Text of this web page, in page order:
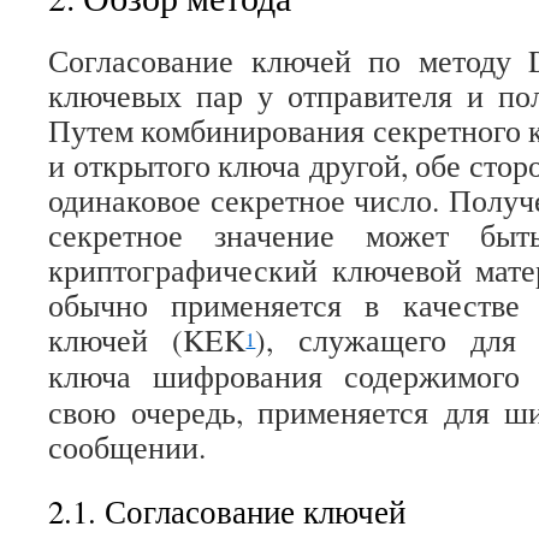
Согласование ключей по методу
ключевых пар у отправителя и
Путем комбинирования секретного
и открытого ключа другой, обе
одинаковое секретное число.
секретное значение может
криптографический ключевой
обычно применяется в
ключей (KEK1), служащего для
ключа шифрования содержимого
свою очередь, применяется для
сообщении.
2.1. Согласование ключей